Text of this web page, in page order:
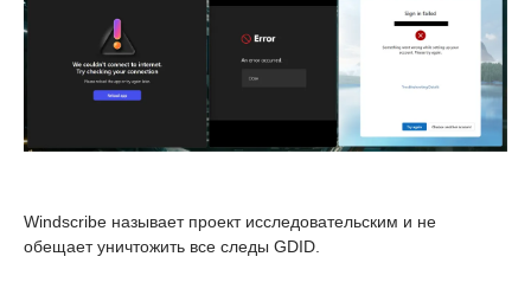
Windscribe называет проект исследовательским и не
обещает уничтожить все следы GDID.